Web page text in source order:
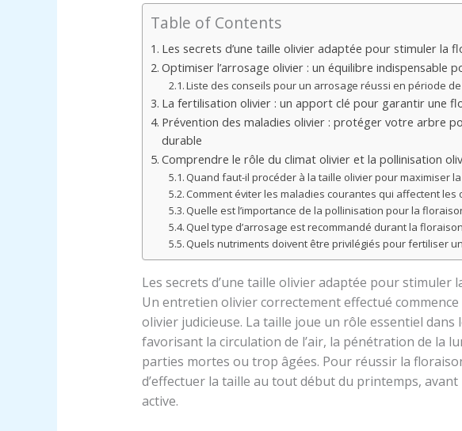
Table of Contents
Les secrets d’une taille olivier adaptée pour stimuler la
Optimiser l’arrosage olivier : un équilibre indispensable
Liste des conseils pour un arrosage réussi en période
La fertilisation olivier : un apport clé pour garantir une
Prévention des maladies olivier : protéger votre arbre
durable
Comprendre le rôle du climat olivier et la pollinisation
Quand faut-il procéder à la taille olivier pour maximiser
Comment éviter les maladies courantes qui affectent les
Quelle est l’importance de la pollinisation pour la
Quel type d’arrosage est recommandé durant la
Quels nutriments doivent être privilégiés pour fertiliser
Les secrets d’une taille olivier adaptée pour stimuler
Un entretien olivier correctement effectué
olivier judicieuse. La taille joue un rôle essentiel dans
favorisant la circulation de l’air, la pénétration de la
parties mortes ou trop âgées. Pour réussir la
d’effectuer la taille au tout début du printemps, avant
active.